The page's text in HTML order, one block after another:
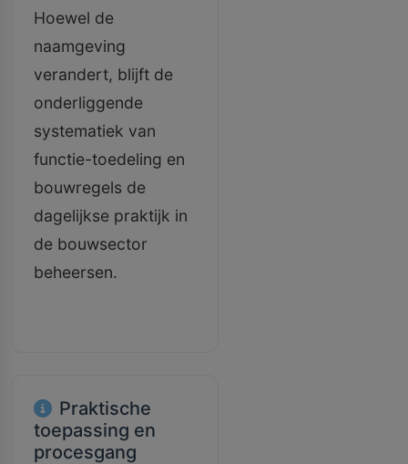
Hoewel de
naamgeving
verandert, blijft de
onderliggende
systematiek van
functie-toedeling en
bouwregels de
dagelijkse praktijk in
de bouwsector
beheersen.
Praktische
toepassing en
procesgang